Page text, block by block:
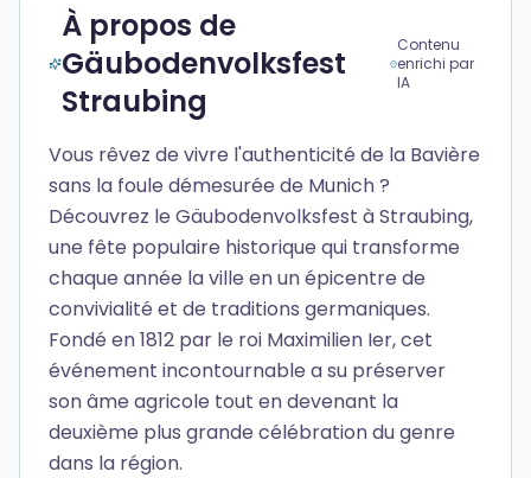
À propos de
Gäubodenvolksfest
Straubing
Contenu
enrichi par
IA
Vous rêvez de vivre l'authenticité de la Bavière
sans la foule démesurée de Munich ?
Découvrez le Gäubodenvolksfest à Straubing,
une fête populaire historique qui transforme
chaque année la ville en un épicentre de
convivialité et de traditions germaniques.
Fondé en 1812 par le roi Maximilien Ier, cet
événement incontournable a su préserver
son âme agricole tout en devenant la
deuxième plus grande célébration du genre
dans la région.